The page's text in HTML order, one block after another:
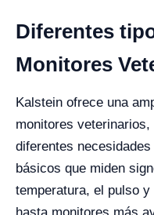
Diferentes
Monitores
Kalstein ofrece una
monitores
diferentes
básicos que miden
temperatura, el pulso